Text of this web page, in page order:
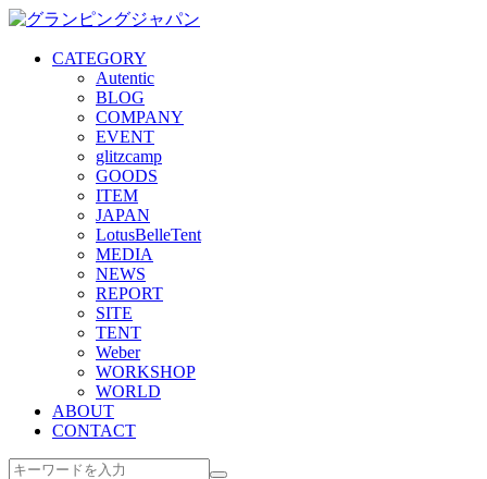
CATEGORY
Autentic
BLOG
COMPANY
EVENT
glitzcamp
GOODS
ITEM
JAPAN
LotusBelleTent
MEDIA
NEWS
REPORT
SITE
TENT
Weber
WORKSHOP
WORLD
ABOUT
CONTACT